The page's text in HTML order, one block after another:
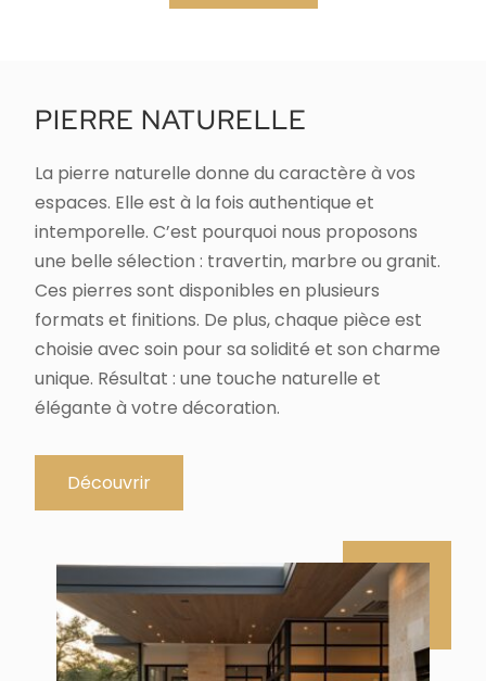
PIERRE NATURELLE
La pierre naturelle donne du caractère à vos
espaces. Elle est à la fois authentique et
intemporelle. C’est pourquoi nous proposons
une belle sélection : travertin, marbre ou granit.
Ces pierres sont disponibles en plusieurs
formats et finitions. De plus, chaque pièce est
choisie avec soin pour sa solidité et son charme
unique. Résultat : une touche naturelle et
élégante à votre décoration.
Découvrir